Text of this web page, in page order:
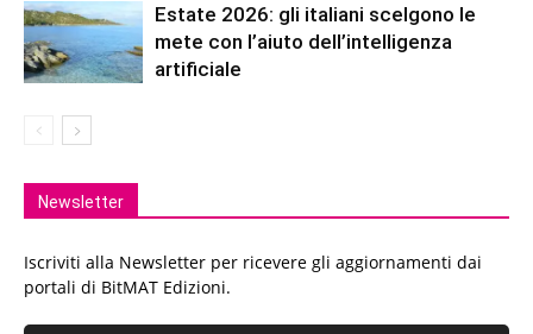
Estate 2026: gli italiani scelgono le
mete con l’aiuto dell’intelligenza
artificiale
Newsletter
Iscriviti alla Newsletter per ricevere gli aggiornamenti dai
portali di BitMAT Edizioni.